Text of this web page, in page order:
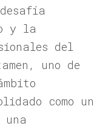
y la
del
uno de
como un